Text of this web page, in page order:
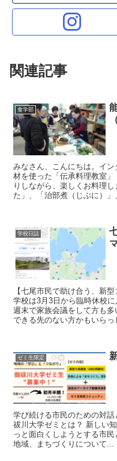
関連記事
食学部
みなさん、こんにちは。イ
材を使った「伝承料理教室
りしながら、楽しくお料理
た」、「治部煮（じぶに）
学校日誌
【七尾市民で助け合う、新
学校は3月3日から臨時休校
週末で家族会議をして方も
できる先のない方かもいらっ
ゼミ生限定
学び続ける市民のための対
祓川大学ゼミとは？ 新しい
っと面白くしようとする市
地域、まちづくりについて...